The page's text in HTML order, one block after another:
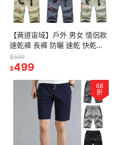
【黃道宙域】戶外 男女 情侶款
速乾褲 長褲 防曬 速乾 快乾褲
運動 可拆卸 彈力 褲子 男款 男
裝 短褲 夏季
$599
$499
68
折